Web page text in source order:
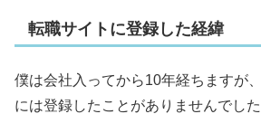
転職サイトに登録した経緯
僕は会社入ってから10年経ちますが
には登録したことがありませんでした